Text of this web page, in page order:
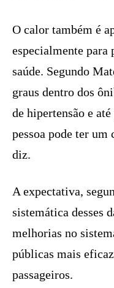
O calor também é
especialmente para
saúde. Segundo
graus dentro dos
de hipertensão e
pessoa pode ter um
diz.
A expectativa,
sistemática desses
melhorias no
públicas mais
passageiros.